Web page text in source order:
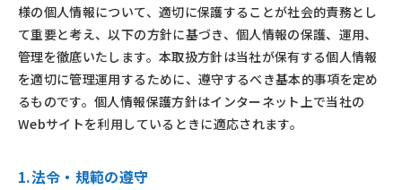
様の個人情報について、適切に保護することが社会的責務とし
て重要と考え、以下の方針に基づき、個人情報の保護、運用、
管理を徹底いたします。本取扱方針は当社が保有する個人情報
を適切に管理運用するために、遵守するべき基本的事項を定め
るものです。個人情報保護方針はインターネット上で当社の
Webサイトを利用しているときに適応されます。
1.法令・規範の遵守